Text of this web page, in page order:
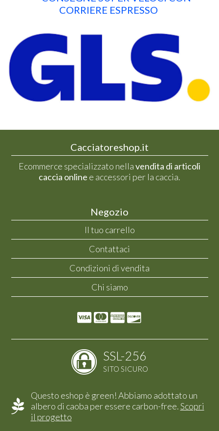
CORRIERE ESPRESSO
Cacciatoreshop.it
Ecommerce specializzato nellavendita di articoli
caccia online e accessori per la caccia.
Negozio
Il tuo carrello
Contattaci
Condizioni di vendita
Chi siamo
SSL-256
SITO SICURO
Questo eshop è green! Abbiamo adottato un
albero di caoba per essere carbon-free.Scopri
il progetto